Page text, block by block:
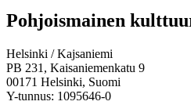
Facebook:
Avataan
välilehteen
Instagram:
Avataan
välilehteen
TikTok:
Avataan
välilehteen
Youtube:
Avataan
välilehteen
Vimeo:
Avataan
välilehteen
Pohjoismainen
Helsinki / Kajsaniemi
PB 231, Kaisaniemenkatu 9
00171 Helsinki, Suomi
Y-tunnus: 1095646-0